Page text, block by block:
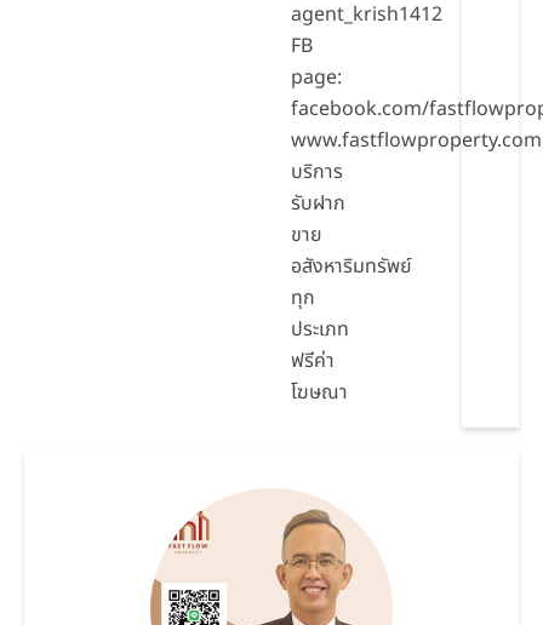
agent_krish1412
FB
page:
facebook.com/
www.fastflowproperty.com
บริการ
รับฝาก
ขาย
อสังหาริมทรัพย์
ทุก
ประเภท
ฟรีค่า
โฆษณา